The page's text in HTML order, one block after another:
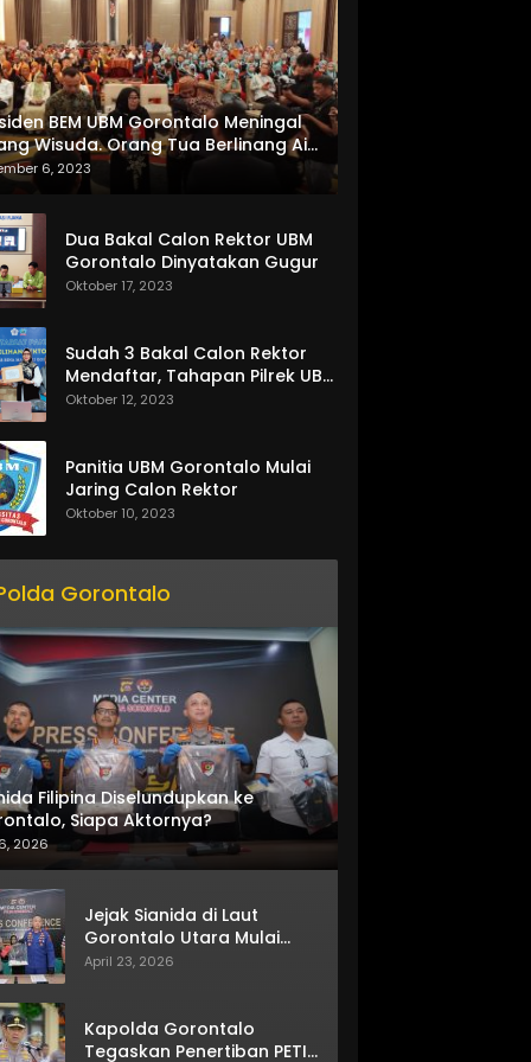
BEM UBM Gorontalo Meningal
Wisuda. Orang Tua Berlinang Air
Menerima SKL dan Pemasangan
6, 2023
Dua Bakal Calon Rektor UBM
Gorontalo Dinyatakan Gugur
Oktober 17, 2023
Sudah 3 Bakal Calon Rektor
Mendaftar, Tahapan Pilrek UBM
Gorontalo Makin Seru
Oktober 12, 2023
Panitia UBM Gorontalo Mulai
Jaring Calon Rektor
Oktober 10, 2023
Gorontalo
Filipina Diselundupkan ke
Siapa Aktornya?
2026
Jejak Sianida di Laut
Gorontalo Utara Mulai
Terkuak
April 23, 2026
Kapolda Gorontalo
Tegaskan Penertiban PETI